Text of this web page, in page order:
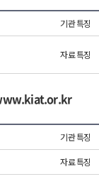
기관 특징
자료 특징
기관 특징
자료 특징